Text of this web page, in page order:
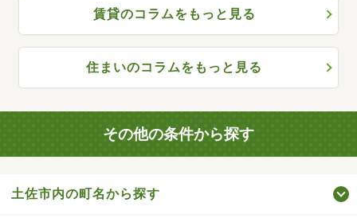
賃貸のコラムをもっと見る
住まいのコラムをもっと見る
その他の条件から探す
土佐市内の町名から探す